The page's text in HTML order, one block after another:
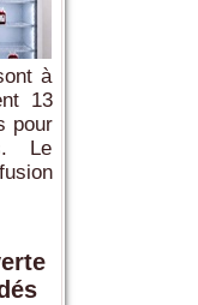
à
13
pour
Le